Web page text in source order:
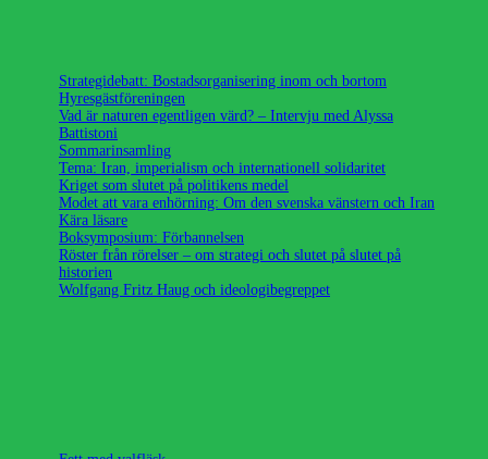
Strategidebatt: Bostadsorganisering inom och bortom
Hyresgästföreningen
Vad är naturen egentligen värd? – Intervju med Alyssa
Battistoni
Sommarinsamling
Tema: Iran, imperialism och internationell solidaritet
Kriget som slutet på politikens medel
Modet att vara enhörning: Om den svenska vänstern och Iran
Kära läsare
Boksymposium: Förbannelsen
Röster från rörelser – om strategi och slutet på slutet på
historien
Wolfgang Fritz Haug och ideologibegreppet